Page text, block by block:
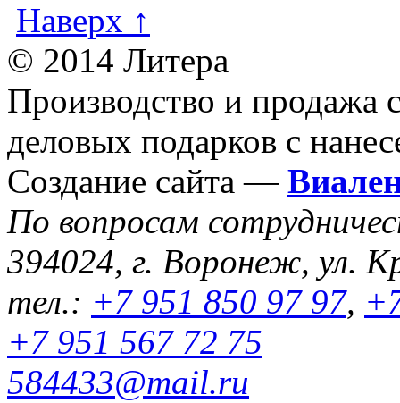
Наверх ↑
© 2014 Литера
Производство и продажа
деловых подарков с
Создание сайта —
По вопросам
394024, г. Воронеж, ул.
тел.: +7 951 850 97 97,
+7 951 567 72 75
584433@mail.ru